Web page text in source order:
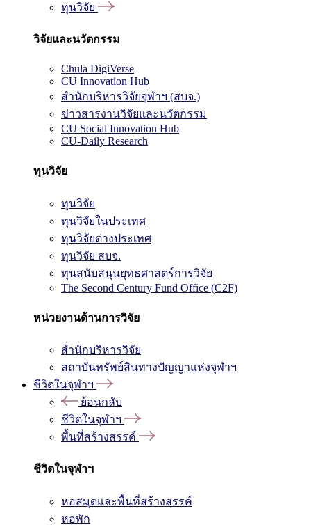
ทุนวิจัย
วิจัยและนวัตกรรม
Chula DigiVerse
CU Innovation Hub
สำนักบริหารวิจัยจุฬาฯ (สบจ.)
ข่าวสารงานวิจัยและนวัตกรรม
CU Social Innovation Hub
CU-Daily Research
ทุนวิจัย
ทุนวิจัย
ทุนวิจัยในประเทศ
ทุนวิจัยต่างประเทศ
ทุนวิจัย สบจ.
ทุนสนับสนุนยุทธศาสตร์การวิจัย
The Second Century Fund Office (C2F)
หน่วยงานด้านการวิจัย
สำนักบริหารวิจัย
สถาบันทรัพย์สินทางปัญญาแห่งจุฬาฯ
ชีวิตในจุฬาฯ
ย้อนกลับ
ชีวิตในจุฬาฯ
พื้นที่สร้างสรรค์
ชีวิตในจุฬาฯ
หอสมุดและพื้นที่สร้างสรรค์
หอพัก